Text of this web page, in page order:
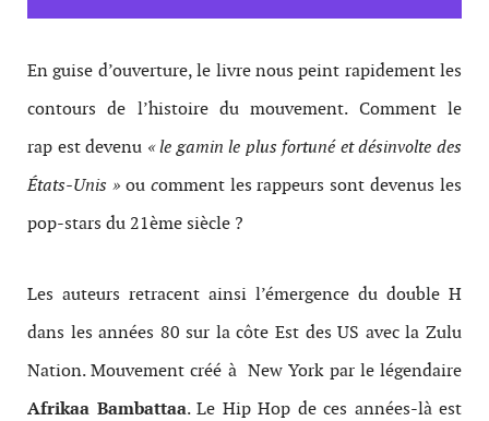
En guise d’ouverture, le livre nous peint rapidement les
contours de l’histoire du mouvement. Comment le
rap est devenu « le gamin le plus fortuné et désinvolte des
États-Unis » oucomment les rappeurs sont devenus les
pop-stars du 21ème siècle ?
Les auteurs retracent ainsi l’émergence du double H
dans les années 80 sur la côte Est des US avec la Zulu
Nation. Mouvement créé à New York par le légendaire
Afrikaa Bambattaa. Le Hip Hop de ces années-là est